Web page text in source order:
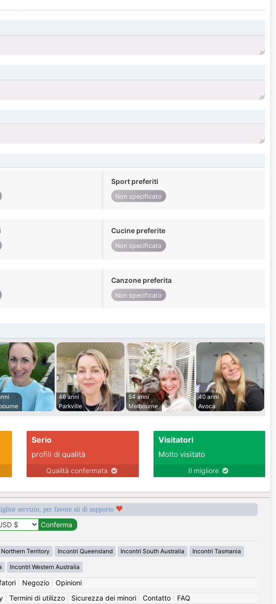
Sport preferiti
Non specificato
Cucine preferite
Non specificato
Canzone preferita
Non specificato
46 anni
Parkville
54 anni
Melbourne
40 anni
Avoca
Serio
profili di qualità
Qualità confermata
Visitatori
Molto visitato
Il migliore
servizio, per favore sii di supporto
Territory Incontri Queensland Incontri South Australia Incontri Tasmania
Incontri Western Australia
| Negozio| Opinioni
Termini di utilizzo Sicurezza dei minori Contatto FAQ